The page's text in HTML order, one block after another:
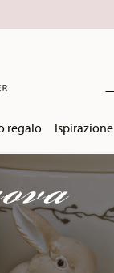
regalo Ispirazione